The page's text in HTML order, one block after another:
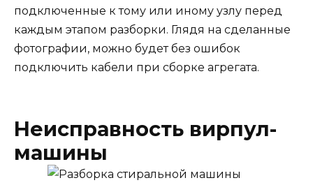
подключенные к тому или иному узлу перед
каждым этапом разборки. Глядя на сделанные
фотографии, можно будет без ошибок
подключить кабели при сборке агрегата.
Неисправность вирпул-
машины